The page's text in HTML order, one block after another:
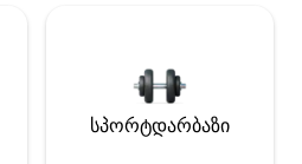
სპორტდარბაზი